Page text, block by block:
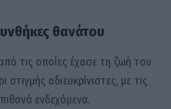
θανάτου
τις οποίες έχασε τη ζωή του
αδιευκρίνιστες, με τις
ενδεχόμενα.